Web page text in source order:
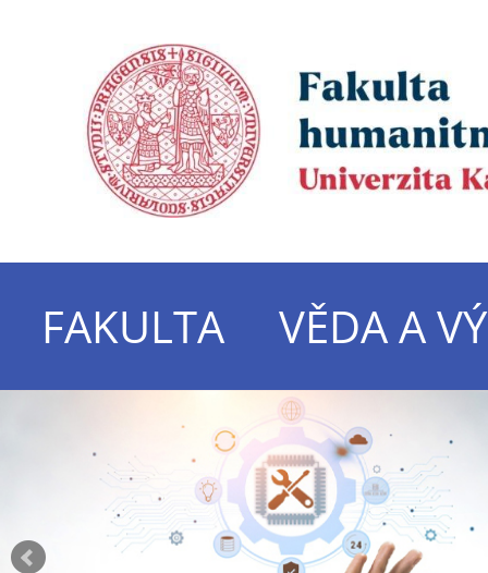
FAKULTA VĚDA A